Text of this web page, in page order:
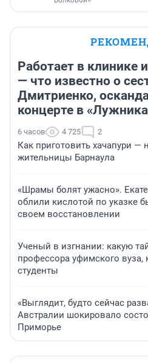
Работает в клинике
— что известно о
Дмитриенко,
концерте в
6 часов 4 725 2
Как приготовить хачапури —
жительницы Барнаула
«Шрамы болят ужасно».
облили кислотой по указке
своем восстановлении
Ученый в изгнании: какую
профессора уфимского вуза,
студенты
«Выглядит, будто сейчас
Австралии шокировало
Приморье